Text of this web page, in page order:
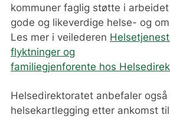
kommuner faglig støtte i
gode og likeverdige helse- og
Les mer i veilederen
flyktninger og
familiegjenforente hos
Helsedirektoratet anbefaler
helsekartlegging etter ankomst